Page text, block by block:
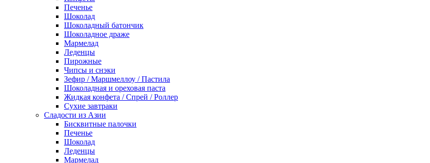
Печенье
Шоколад
Шоколадный батончик
Шоколадное драже
Мармелад
Леденцы
Пирожные
Чипсы и снэки
Зефир / Маршмеллоу / Пастила
Шоколадная и ореховая паста
Жидкая конфета / Спрей / Роллер
Сухие завтраки
Сладости из Азии
Бисквитные палочки
Печенье
Шоколад
Леденцы
Мармелад